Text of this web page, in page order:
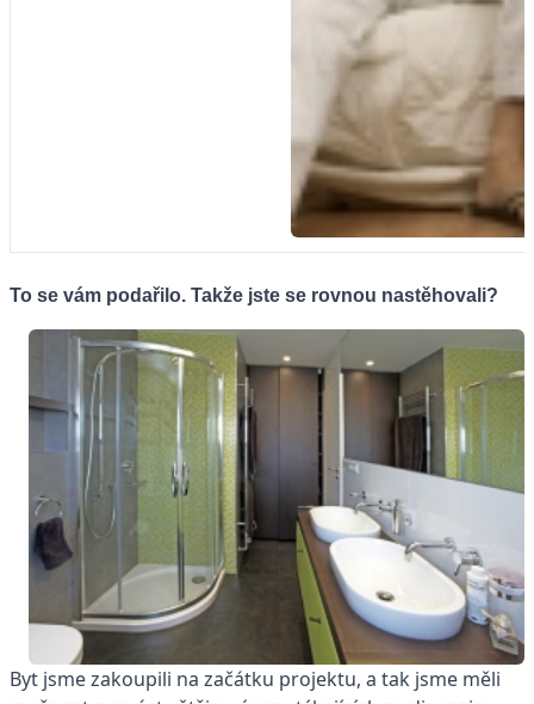
To se vám podařilo. Takže jste se rovnou nastěhovali?
Byt jsme zakoupili na začátku projektu, a tak jsme měli